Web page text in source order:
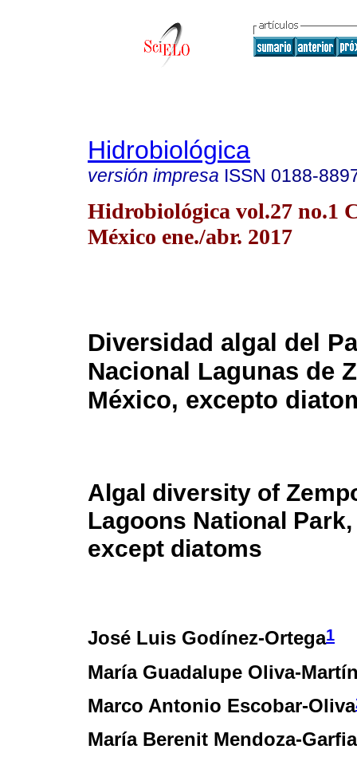
Hidrobiológica
versión impresa ISSN 0188-
Hidrobiológica vol.27 no.1
México ene./abr. 2017
Diversidad algal del
Nacional Lagunas de
México, excepto
Algal diversity of
Lagoons National
except diatoms
José Luis Godínez-Ortega1
María Guadalupe Oliva-
Marco Antonio Escobar-Oliva
María Berenit Mendoza-